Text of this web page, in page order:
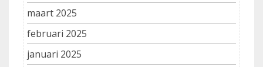
maart 2025
februari 2025
januari 2025